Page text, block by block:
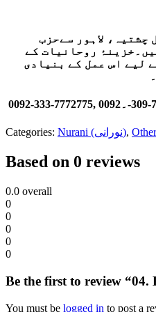
چشتیہ، لاہور سےحزب
روحانیات کے
لیے اس عمل کے بنیادی
Categories: Nurani (نورانی),
Based on 0 reviews
0.0 overall
0
0
0
0
0
You must be logged in to post a